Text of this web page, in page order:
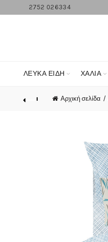
2752 026334
ΛΕΥΚΆ ΕΊΔΗ ΧΑΛΙΑ
Αρχική σελίδα